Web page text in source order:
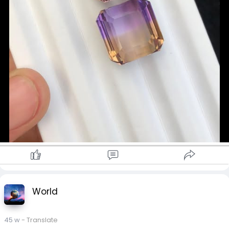
World
45 w- Translate